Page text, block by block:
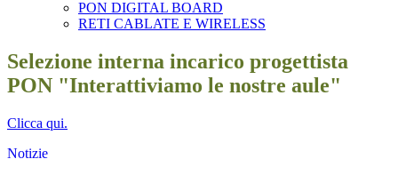
PON DIGITAL BOARD
RETI CABLATE E WIRELESS
Selezione interna incarico progettista
PON "Interattiviamo le nostre aule"
Clicca qui.
Notizie